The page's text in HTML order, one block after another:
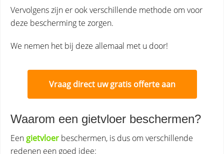
Vervolgens zijn er ook verschillende methode om voor
deze bescherming te zorgen.
We nemen het bij deze allemaal met u door!
Vraag direct uw gratis offerte aan
Waarom een gietvloer beschermen?
Een gietvloer beschermen, is dus om verschillende
redenen een goed idee: